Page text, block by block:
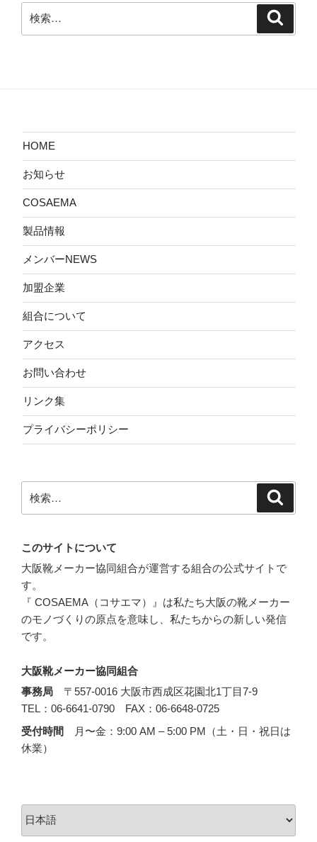
索:
HOME
お知らせ
COSAEMA
製品情報
メンバーNEWS
加盟企業
組合について
アクセス
お問い合わせ
リンク集
プライバシーポリシー
索:
このサイトについて
大阪靴メーカー協同組合が運営する組合の公式サイトで
す。
『 COSAEMA（コサエマ）』は私たち大阪の靴メーカー
のモノづくりの原点を意味し、私たちからの新しい発信
です。
大阪靴メーカー協同組合
事務局 〒557-0016 大阪市西成区花園北1丁目7-9
TEL：06-6641-0790 FAX：06-6648-0725
受付時間
月〜金：9:00 AM – 5:00 PM（土・日・祝日は
休業）
語